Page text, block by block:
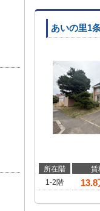
あいの里1
所在階 賃
1-2階
13.8